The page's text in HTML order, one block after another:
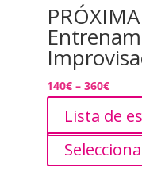
140€– 360€
Lista de